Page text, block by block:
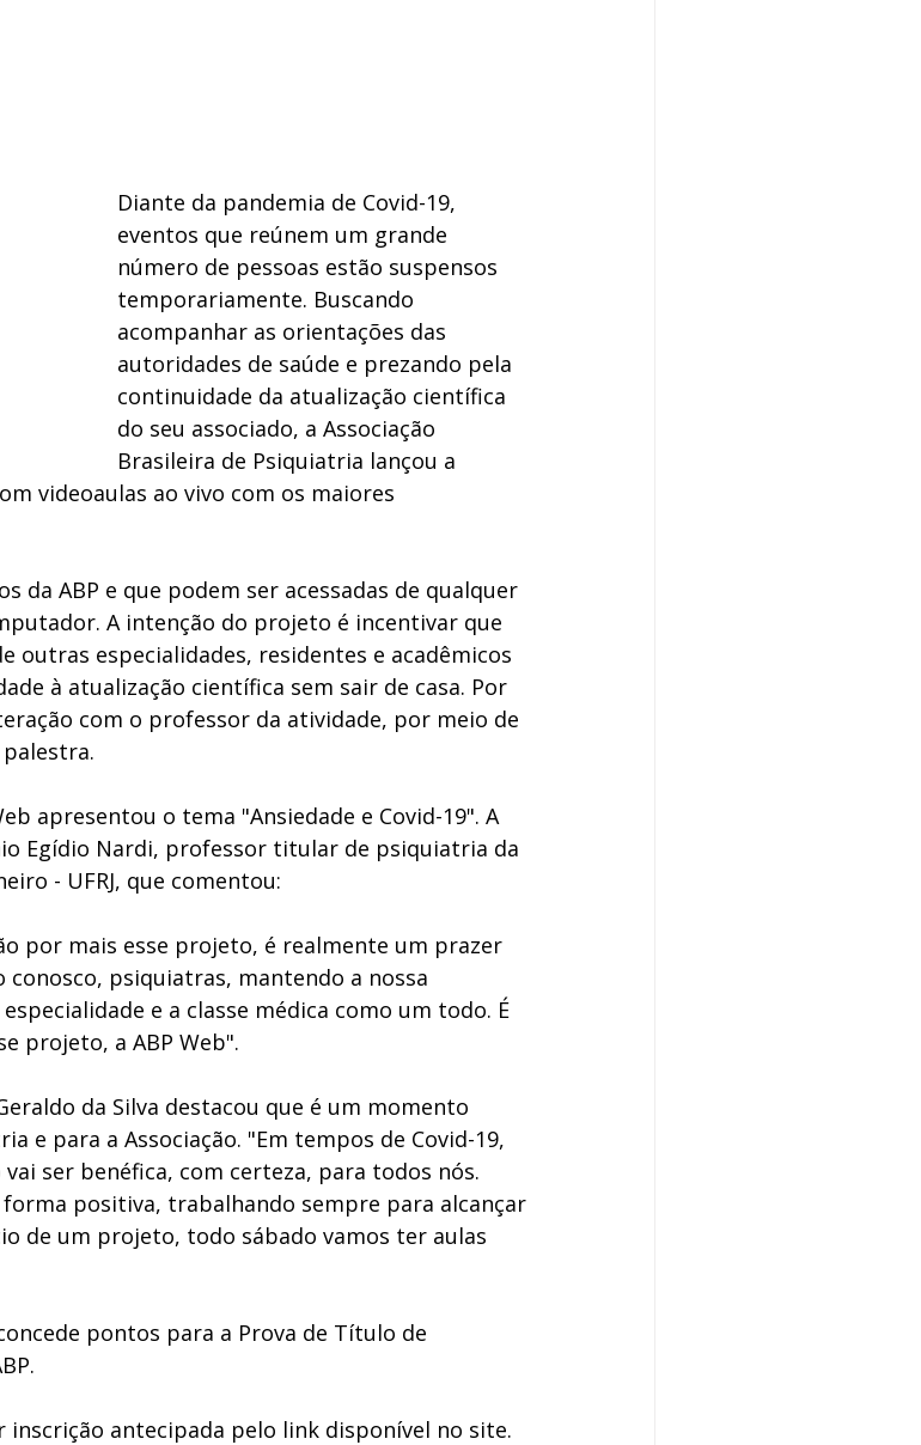
Diante da pandemia de Covid-19,
eventos que reúnem um grande
número de pessoas estão suspensos
temporariamente. Buscando
acompanhar as orientações das
autoridades de saúde e prezando pela
continuidade da atualização científica
do seu associado, a Associação
Brasileira de Psiquiatria lançou a
videoaulas ao vivo com os maiores
da ABP e que podem ser acessadas de qualquer
A intenção do projeto é incentivar que
outras especialidades, residentes e acadêmicos
à atualização científica sem sair de casa. Por
com o professor da atividade, por meio de
apresentou o tema "Ansiedade e Covid-19". A
Egídio Nardi, professor titular de psiquiatria da
- UFRJ, que comentou:
por mais esse projeto, é realmente um prazer
conosco, psiquiatras, mantendo a nossa
e a classe médica como um todo. É
projeto, a ABP Web".
da Silva destacou que é um momento
e para a Associação. "Em tempos de Covid-19,
ser benéfica, com certeza, para todos nós.
positiva, trabalhando sempre para alcançar
de um projeto, todo sábado vamos ter aulas
pontos para a Prova de Título de
inscrição antecipada pelo link disponível no site.